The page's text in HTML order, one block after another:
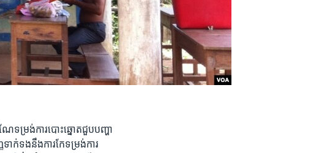
ែ​ទម្រង់​ការ​បោះឆ្នោត​ជួប​បញ្ហា​
ទាក់ទង​នឹង​ការ​កែ​ទម្រង់ការ​